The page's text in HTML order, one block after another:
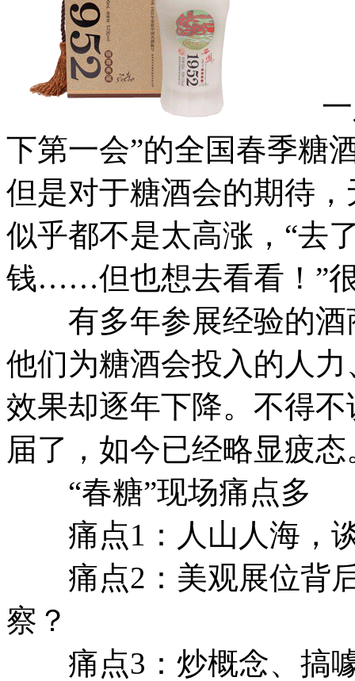
一入
下第一会”的全国春季糖
但是对于糖酒会的期待
似乎都不是太高涨，“去
钱……但也想去看看！”
有多年参展经验的酒
他们为糖酒会投入的人
效果却逐年下降。不得
届了，如今已经略显疲态
“春糖”现场痛点多
痛点1：人山人海，
痛点2：美观展位背后
察？
痛点3：炒概念、搞噱